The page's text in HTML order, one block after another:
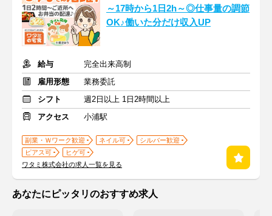
～17時から1日2h～◎仕事量の調節
OK♪働いた分だけ収入UP
給与
完全出来高制
雇用形態
業務委託
シフト
週2日以上 1日2時間以上
アクセス
小浦駅
副業・Ｗワーク歓迎 ネイル可
シルバー歓迎
ピアス可
ヒゲ可
ワタミ株式会社の求人一覧を見る
あなたにピッタリのおすすめ求人